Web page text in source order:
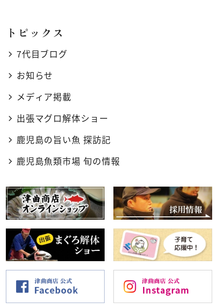
トピックス
7代目ブログ
お知らせ
メディア掲載
出張マグロ解体ショー
鹿児島の旨い魚 探訪記
鹿児島魚類市場 旬の情報